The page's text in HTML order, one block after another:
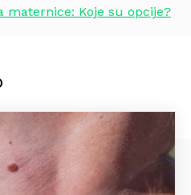
maternice: Koje su opcije?